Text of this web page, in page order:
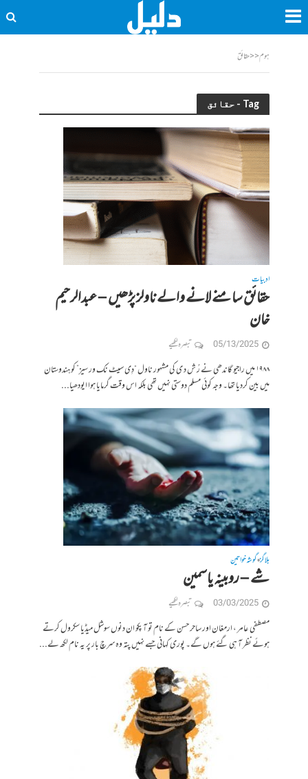
ہوم<<حقائق
Tag - حقائق
ادبیات
حقائق سامنے لانے والے ناولز پڑھیں – عبدالرحیم
خان
05/13/2025 تبصرہ لکھیے
۱۹۸۸ میں راجیو گاندھی نے رُ ش د ی کی مشہور ناول “دِی سیٹ نک ور سیز” کو ہندوستان
میں بین کردیا تھا۔ وجہ کوئی مسلم دوستی نہیں تھی بلکہ اس وقت گرمایا ہوا ایودھیا...
بلاگز•گوشہ خواتین
شے – روبینہ یاسمین
03/03/2025 تبصرہ لکھیے
مصطفی عامر ، ارمغان اور ساحر حسن کے نام تو آ پکو ان دنوں سوشل میڈیا سکرول کرتے
ہوئے نظر آ ہی گئے ہوں گے۔ پوری کہانی جسے نہیں پتہ وہ سرچ بار پر یہ نام لکھ لے...